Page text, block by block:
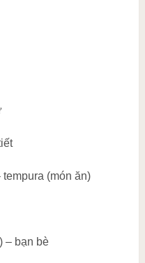
tempura (món ăn)
– bạn bè